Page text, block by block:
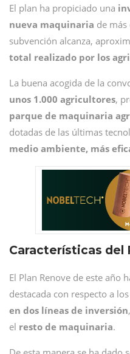
El plan ha propiciado una
nueva maquinaria de
subvención alcanza,
total realizado por los
La buena acogida de la
unos 1.000 agricultores,
parque de maquinaria
dotadas de las últimas
medio ambiente, más
Características del
El Plan Renove de este año
destacada con respecto a
en dos líneas de inversión
el resto de maquinaria.